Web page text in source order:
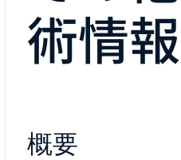
術情報
概要